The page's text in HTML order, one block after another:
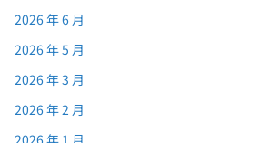
2026 年 6 月
2026 年 5 月
2026 年 3 月
2026 年 2 月